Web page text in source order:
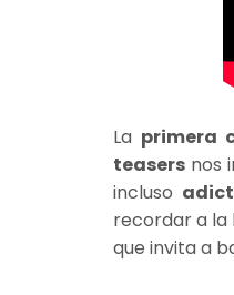
La primera
teasers nos
incluso
recordar a la
que invita a